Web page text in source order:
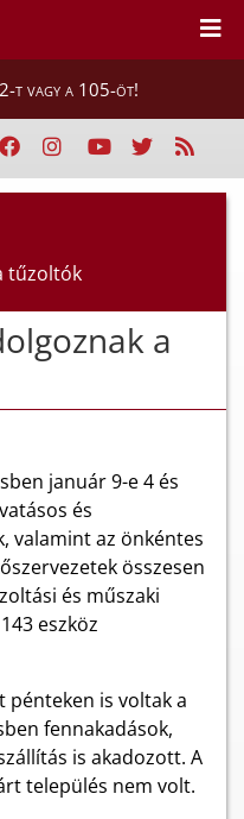
t vagy a 105-öt!
tűzoltók
a
január 9-e 4 és
és
valamint az önkéntes
összesen
és műszaki
eszköz
pénteken is voltak a
fennakadások,
is akadozott. A
település nem volt.